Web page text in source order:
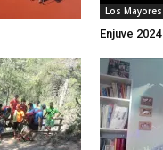
Los Mayores
Enjuve 2024